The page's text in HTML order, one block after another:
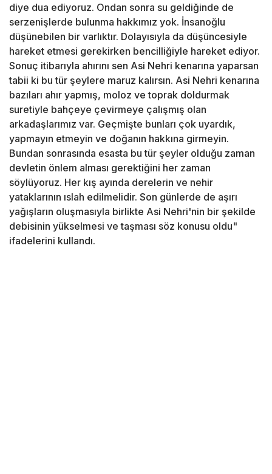
diye dua ediyoruz. Ondan sonra su geldiğinde de
serzenişlerde bulunma hakkımız yok. İnsanoğlu
düşünebilen bir varlıktır. Dolayısıyla da düşüncesiyle
hareket etmesi gerekirken bencilliğiyle hareket ediyor.
Sonuç itibarıyla ahırını sen Asi Nehri kenarına yaparsan
tabii ki bu tür şeylere maruz kalırsın. Asi Nehri kenarına
bazıları ahır yapmış, moloz ve toprak doldurmak
suretiyle bahçeye çevirmeye çalışmış olan
arkadaşlarımız var. Geçmişte bunları çok uyardık,
yapmayın etmeyin ve doğanın hakkına girmeyin.
Bundan sonrasında esasta bu tür şeyler olduğu zaman
devletin önlem alması gerektiğini her zaman
söylüyoruz. Her kış ayında derelerin ve nehir
yataklarının ıslah edilmelidir. Son günlerde de aşırı
yağışların oluşmasıyla birlikte Asi Nehri'nin bir şekilde
debisinin yükselmesi ve taşması söz konusu oldu"
ifadelerini kullandı.